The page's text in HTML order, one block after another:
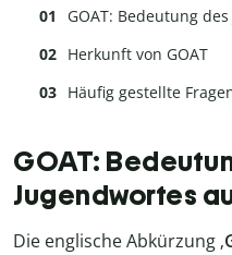
GOAT: Bedeutung
Herkunft von GOAT
Häufig gestellte
GOAT:
Jugendwortes
Die englische Abkürzung ‚